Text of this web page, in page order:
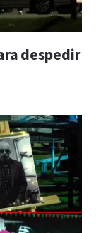
despedir